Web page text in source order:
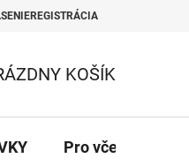
REGISTRÁCIA
KOŠÍK
Pro včelaře